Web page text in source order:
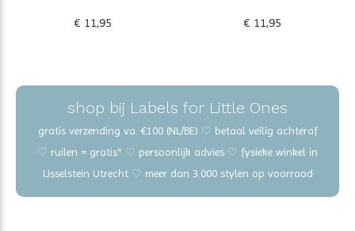
€ 11,95 € 11,95
shop bij Labels for Little Ones
gratis verzending va. €100 (NL/BE) ♡ betaal veilig achteraf
♡ ruilen = gratis* ♡ persoonlijk advies ♡ fysieke winkel in
IJsselstein Utrecht ♡ meer dan 3.000 stylen op voorraad